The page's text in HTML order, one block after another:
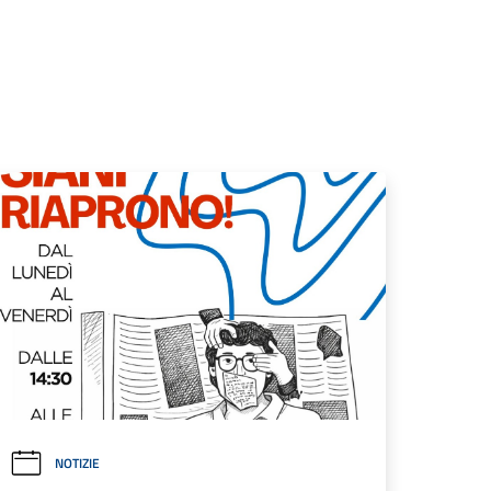
NOTIZIE